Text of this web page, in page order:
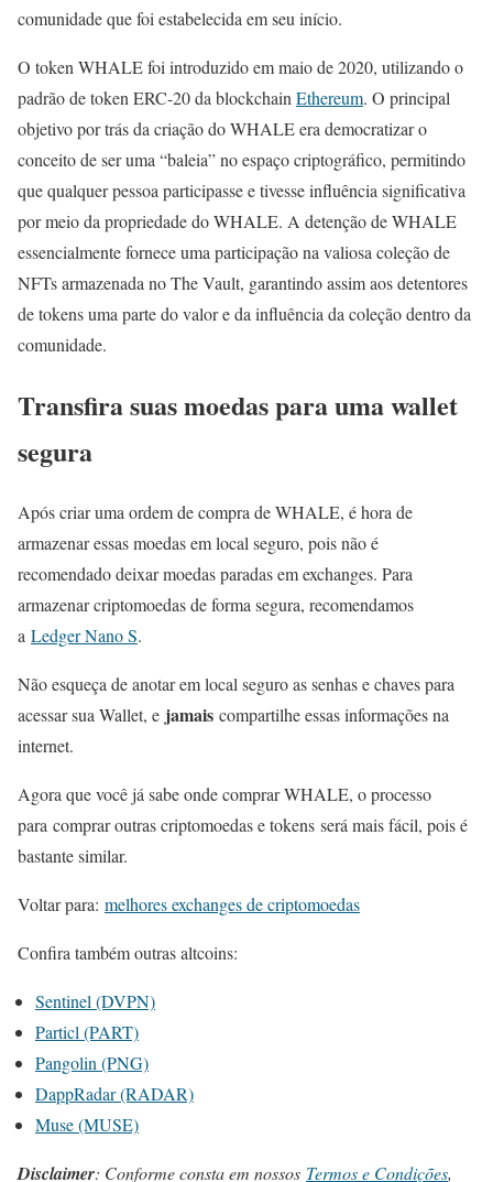
comunidade que foi estabelecida em seu início.
O token WHALE foi introduzido em maio de 2020, utilizando o
padrão de token ERC-20 da blockchain Ethereum. O principal
objetivo por trás da criação do WHALE era democratizar o
conceito de ser uma “baleia” no espaço criptográfico, permitindo
que qualquer pessoa participasse e tivesse influência significativa
por meio da propriedade do WHALE. A detenção de WHALE
essencialmente fornece uma participação na valiosa coleção de
NFTs armazenada no The Vault, garantindo assim aos detentores
de tokens uma parte do valor e da influência da coleção dentro da
comunidade.
Transfira suas moedas para uma wallet
segura
Após criar uma ordem de compra de WHALE, é hora de
armazenar essas moedas em local seguro, pois não é
recomendado deixar moedas paradas em exchanges. Para
armazenar criptomoedas de forma segura, recomendamos
a Ledger Nano S.
Não esqueça de anotar em local seguro as senhas e chaves para
acessar sua Wallet, e jamais compartilhe essas informações na
internet.
Agora que você já sabe onde comprar WHALE, o processo
para comprar outras criptomoedas e tokens será mais fácil, pois é
bastante similar.
Voltar para: melhores exchanges de criptomoedas
Confira também outras altcoins:
Sentinel (DVPN)
Particl (PART)
Pangolin (PNG)
DappRadar (RADAR)
Muse (MUSE)
Disclaimer: Conforme consta em nossos Termos e Condições,